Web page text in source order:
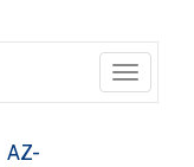
Toggle
AZ-